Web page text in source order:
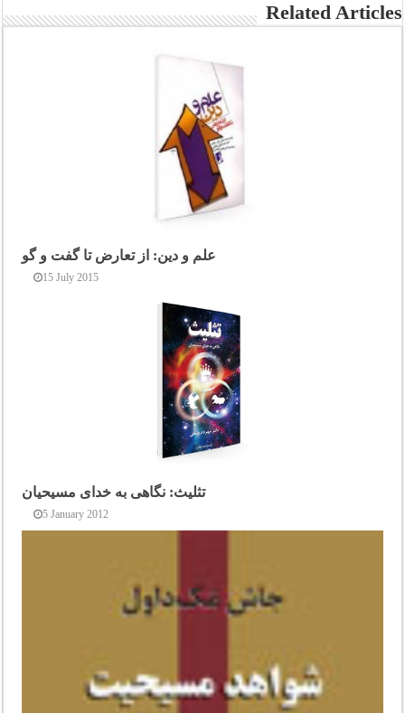
Related Articles
علم و دین: از تعارض تا گفت و گو
15 July 2015
تثلیث: نگاهی به خدای مسیحیان
5 January 2012